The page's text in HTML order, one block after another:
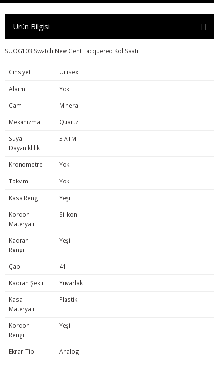
Ürün Bilgisi
SUOG103 Swatch New Gent Lacquered Kol Saati
Cinsiyet : Unisex
Alarm : Yok
Cam : Mineral
Mekanizma : Quartz
Suya
Dayanıklılık
: 3 ATM
Kronometre : Yok
Takvim : Yok
Kasa Rengi : Yeşil
Kordon
Materyali
: Silikon
Kadran
Rengi
: Yeşil
Çap : 41
Kadran Şekli : Yuvarlak
Kasa
Materyali
: Plastik
Kordon
Rengi
: Yeşil
Ekran Tipi : Analog